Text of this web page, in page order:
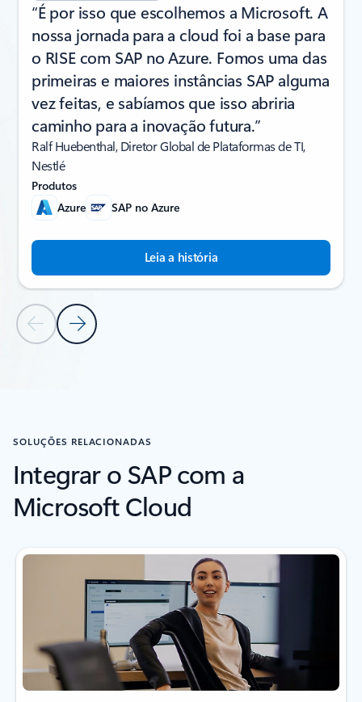
Diapositivo Anterior
Diapositivo Seguinte
“É por isso que escolhemos a Microsoft. A
nossa jornada para a cloud foi a base para
o RISE com SAP no Azure. Fomos uma das
primeiras e maiores instâncias SAP alguma
vez feitas, e sabíamos que isso abriria
caminho para a inovação futura.”
Ralf Huebenthal, Diretor Global de Plataformas de TI,
Nestlé
Produtos
Azure
SAP no Azure
Leia a história
SOLUÇÕES RELACIONADAS
Integrar o SAP com a
Microsoft Cloud